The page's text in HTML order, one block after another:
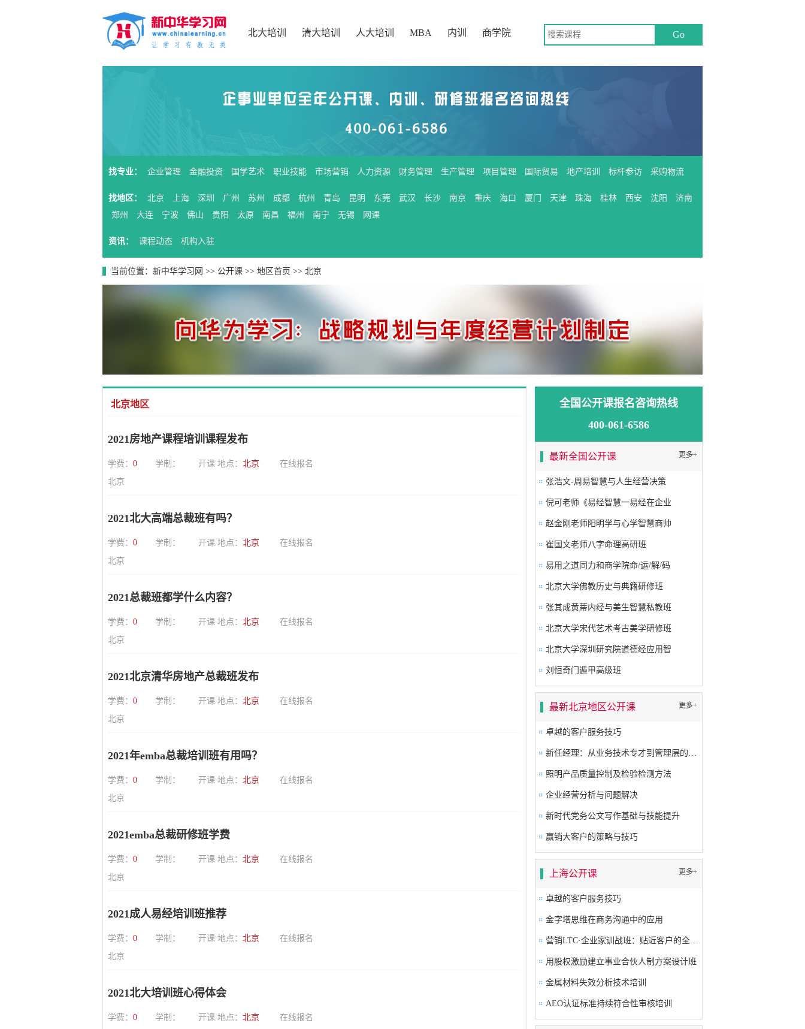
北大培训 清大培训 人大培训 MBA 内训 商学院
找专业： 企业管理 金融投资 国学艺术 职业技能 市场营销 人力资源 财务管理 生产管理 项目管理 国际贸易 地产培训 标杆参访 采购物流
找地区： 北京 上海 深圳 广州 苏州 成都 杭州 青岛 昆明 东莞 武汉 长沙 南京 重庆 海口 厦门 天津 珠海 桂林 西安 沈阳
济南
郑州
大连 宁波 佛山 贵阳 太原 南昌 福州 南宁 无锡 网课
资讯： 课程动态 机构入驻
当前位置： 新中华学习网 >> 公开课 >> 地区首页 >> 北京
北京地区
2021房地产课程培训课程发布
学费： 0 学制： 开课 地点： 北京
在线报名
北京
2021北大高端总裁班有吗？
学费： 0 学制： 开课 地点： 北京
在线报名
北京
2021总裁班都学什么内容？
学费： 0 学制： 开课 地点： 北京
在线报名
北京
2021北京清华房地产总裁班发布
学费： 0 学制： 开课 地点： 北京
在线报名
北京
2021年emba总裁培训班有用吗？
学费： 0 学制： 开课 地点： 北京
在线报名
北京
2021emba总裁研修班学费
学费： 0 学制： 开课 地点： 北京
在线报名
北京
2021成人易经培训班推荐
学费： 0 学制： 开课 地点： 北京
在线报名
北京
2021北大培训班心得体会
学费： 0 学制： 开课 地点： 北京
在线报名
全国公开课报名咨询热线
400-061-6586
最新全国公开课 更多+
张浩文-周易智慧与人生经营决策
倪可老师《易经智慧一易经在企业
赵金刚老师阳明学与心学智慧商帅
崔国文老师八字命理高研班
易用之道同力和商学院命/运/解/码
北京大学佛教历史与典籍研修班
张其成黄蒂内经与美生智慧私教班
北京大学宋代艺术考古美学研修班
北京大学深圳研究院道德经应用智
刘恒奇门遁甲高级班
最新北京地区公开课 更多+
卓越的客户服务技巧
新任经理：从业务技术专才到管理层的角色转换及提升
照明产品质量控制及检验检测方法
企业经营分析与问题解决
新时代党务公文写作基础与技能提升
赢销大客户的策略与技巧
上海公开课 更多+
卓越的客户服务技巧
金字塔思维在商务沟通中的应用
营销LTC·企业家训战班：贴近客户的全流程营销成功之道
用股权激励建立事业合伙人制方案设计班
金属材料失效分析技术培训
AEO认证标准持续符合性审核培训